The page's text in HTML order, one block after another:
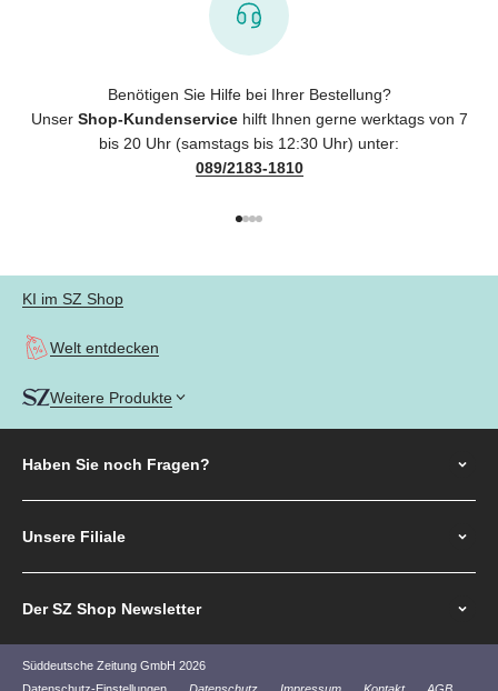
Benötigen Sie Hilfe bei Ihrer Bestellung?
Unser Shop-Kundenservicehilft Ihnen gerne werktags von 7
bis 20 Uhr (samstags bis 12:30 Uhr) unter:
089/2183-1810
KI im SZ Shop
Welt entdecken
Weitere Produkte
Haben Sie noch Fragen?
Unsere Filiale
Der SZ Shop Newsletter
Süddeutsche Zeitung GmbH 2026